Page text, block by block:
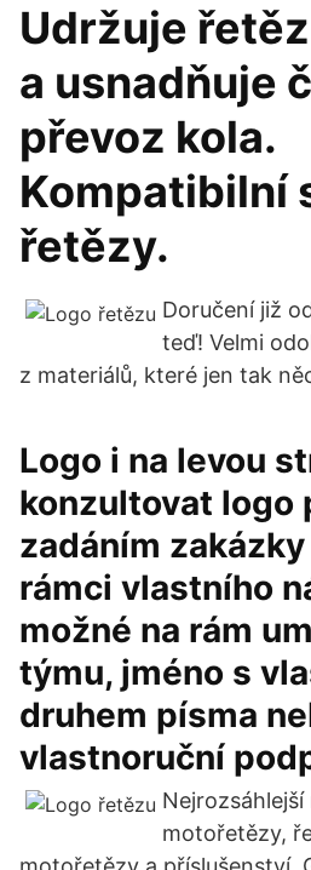
Udržuje
a usnadňuje
převoz kola.
Kompatibilní
řetězy.
Doručení již
teď! Velmi
z materiálů, které jen tak
Logo i na levou
konzultovat logo
zadáním
rámci vlastního
možné na rám
týmu, jméno s
druhem písma
vlastnoruční
motořetězy,